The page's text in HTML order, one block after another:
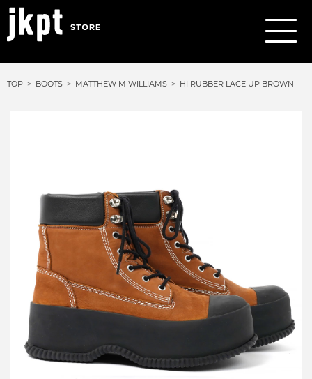
TOP BOOTS MATTHEW M WILLIAMS HI RUBBER LACE UP BROWN